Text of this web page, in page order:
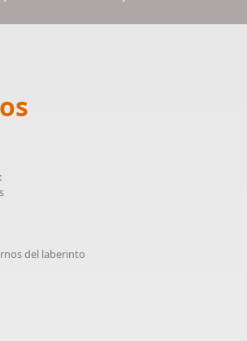
del laberinto